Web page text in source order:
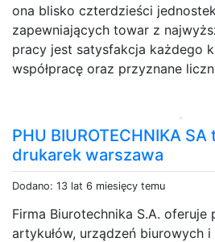
ona blisko czterdzieści
zapewniających towar z
pracy jest satysfakcja każdego
współpracę oraz przyznane
PHU BIUROTECHNIKA
drukarek warszawa
Dodano: 13 lat 6 miesięcy temu
Firma Biurotechnika S.A. oferuje
artykułów, urządzeń biurowych i